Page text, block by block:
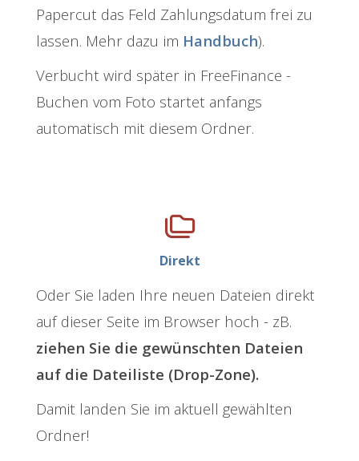
Papercut das Feld Zahlungsdatum frei zu
lassen. Mehr dazu im Handbuch).
Verbucht wird später in FreeFinance -
Buchen vom Foto startet anfangs
automatisch mit diesem Ordner.
Direkt
Oder Sie laden Ihre neuen Dateien direkt
auf dieser Seite im Browser hoch - zB.
ziehen Sie die gewünschten Dateien
auf die Dateiliste (Drop-Zone).
Damit landen Sie im aktuell gewählten
Ordner!